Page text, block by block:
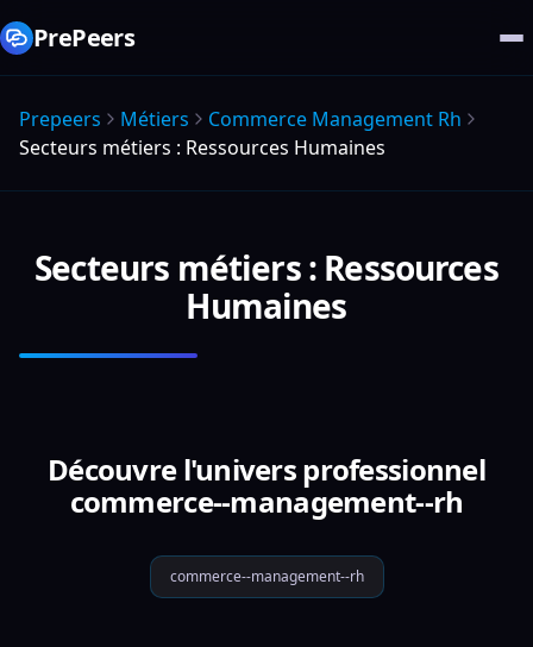
PrePeers
Prepeers Métiers
Commerce Management Rh
Secteurs métiers : Ressources Humaines
Secteurs métiers : Ressources
Humaines
Découvre l'univers professionnel
commerce--management--rh
commerce--management--rh